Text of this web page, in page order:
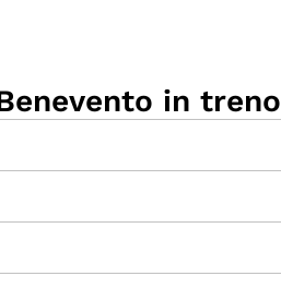
in treno